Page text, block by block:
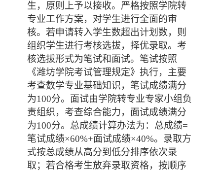
生，原则上予以接收。严格按照学院转
专业工作方案，对学生进行全面的审
核。 若申请转入学生数超出计划数，则
组织学生进行考核选拔，择优录取。考
核选拔形式为笔试和面试。笔试按照
《潍坊学院考试管理规定》执行，主要
考查数学专业基础知识， 笔试成绩满分
为100分。 面试由学院转专业专家小组负
责组织，考查综合能力，面试成绩满分
为100分。 总成绩计算办法为：总成绩=
笔试成绩×60%+面试成绩×40%。录取方
式按总成绩从高分到低分排序依次录
取；若合格考生放弃录取资格，按顺序